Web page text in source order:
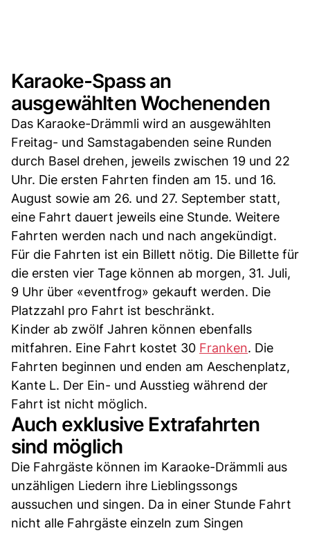
Karaoke-Spass an
ausgewählten Wochenenden
Das Karaoke-Drämmli wird an ausgewählten
Freitag- und Samstagabenden seine Runden
durch Basel drehen, jeweils zwischen 19 und 22
Uhr. Die ersten Fahrten finden am 15. und 16.
August sowie am 26. und 27. September statt,
eine Fahrt dauert jeweils eine Stunde. Weitere
Fahrten werden nach und nach angekündigt.
Für die Fahrten ist ein Billett nötig. Die Billette für
die ersten vier Tage können ab morgen, 31. Juli,
9 Uhr über «eventfrog» gekauft werden. Die
Platzzahl pro Fahrt ist beschränkt.
Kinder ab zwölf Jahren können ebenfalls
mitfahren. Eine Fahrt kostet 30 Franken. Die
Fahrten beginnen und enden am Aeschenplatz,
Kante L. Der Ein- und Ausstieg während der
Fahrt ist nicht möglich.
Auch exklusive Extrafahrten
sind möglich
Die Fahrgäste können im Karaoke-Drämmli aus
unzähligen Liedern ihre Lieblingssongs
aussuchen und singen. Da in einer Stunde Fahrt
nicht alle Fahrgäste einzeln zum Singen